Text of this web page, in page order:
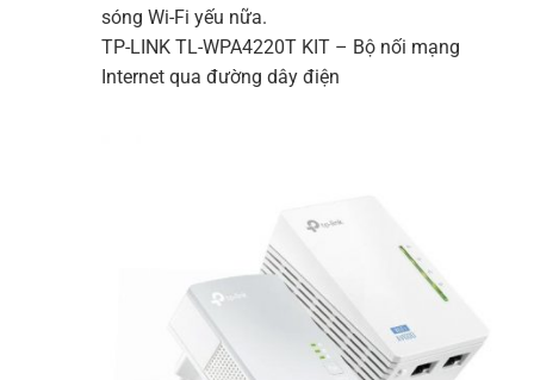
sóng Wi-Fi yếu nữa.
TP-LINK TL-WPA4220T KIT – Bộ nối mạng
Internet qua đường dây điện